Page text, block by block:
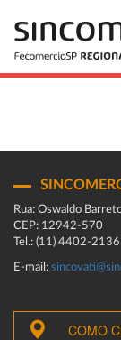
Rua: Oswaldo
CEP: 12942-570
Tel.: (11) 4402-2136
E-mail:
COMO